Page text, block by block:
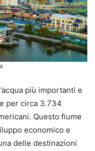
più importanti e
per circa 3.734
Questo fiume
economico e
delle destinazioni